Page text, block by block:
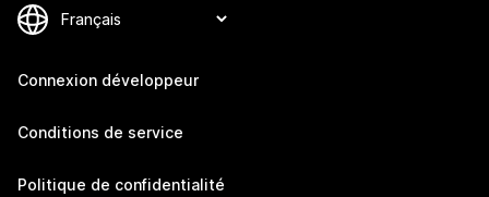
Connexion développeur
Conditions de service
Politique de confidentialité